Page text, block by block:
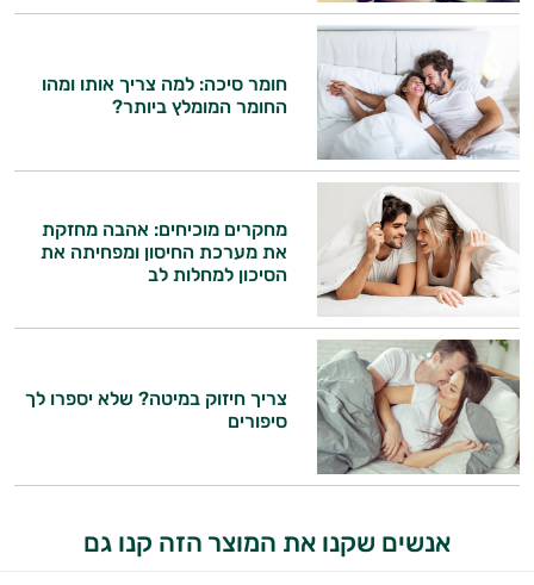
חומר סיכה: למה צריך אותו ומהו
החומר המומלץ ביותר?
מחקרים מוכיחים: אהבה מחזקת
את מערכת החיסון ומפחיתה את
הסיכון למחלות לב
צריך חיזוק במיטה? שלא יספרו לך
סיפורים
אנשים שקנו את המוצר הזה קנו גם